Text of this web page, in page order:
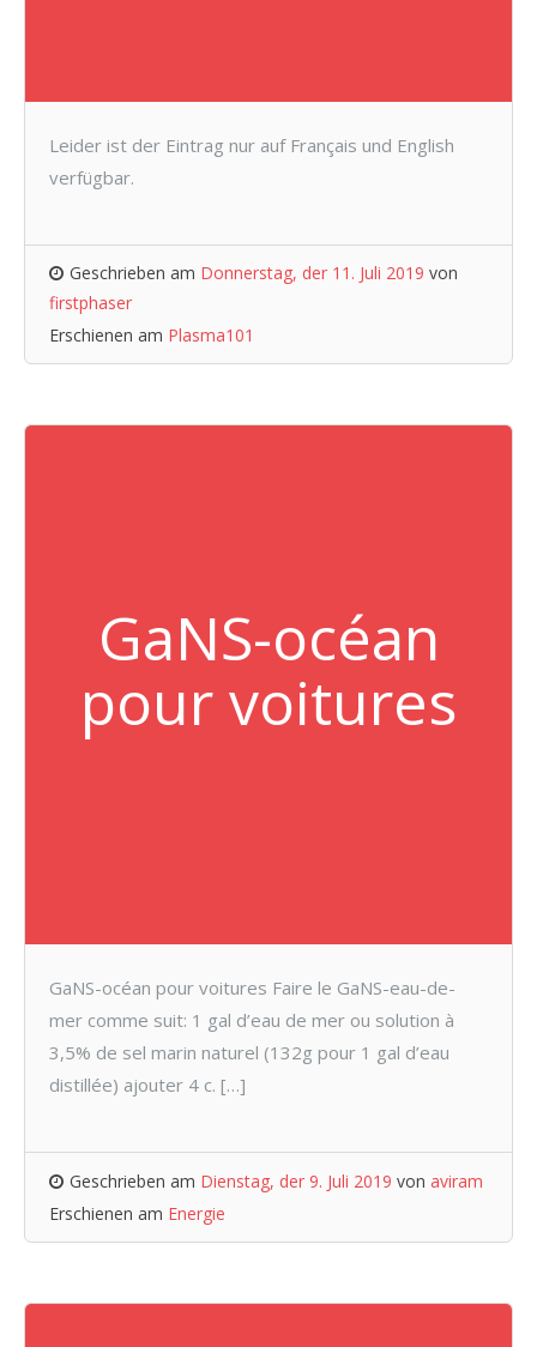
Leider ist der Eintrag nur auf Français und English
verfügbar.
Geschrieben am Donnerstag, der 11. Juli 2019 von
firstphaser
Erschienen am Plasma101
GaNS-océan
pour voitures
GaNS-océan pour voitures Faire le GaNS-eau-de-
mer comme suit: 1 gal d’eau de mer ou solution à
3,5% de sel marin naturel (132g pour 1 gal d’eau
distillée) ajouter 4 c. […]
Geschrieben am Dienstag, der 9. Juli 2019 von aviram
Erschienen am Energie